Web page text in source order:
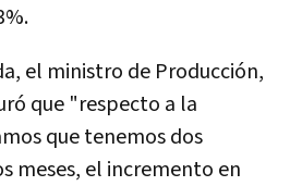
el ministro de Producción,
que "respecto a la
que tenemos dos
meses, el incremento en